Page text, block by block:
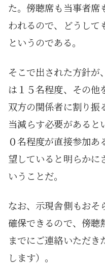
た。傍聴席も当事者席
われるので、どうして
というのである。
そこで出された方針が
は１５名程度、その他
双方の関係者に割り振
当減らす必要があると
０名程度が直接参加
望していると明らかに
いうことだ。
なお、示現舎側もおそ
確保できるので、傍聴
までにご連絡いただ
します）。